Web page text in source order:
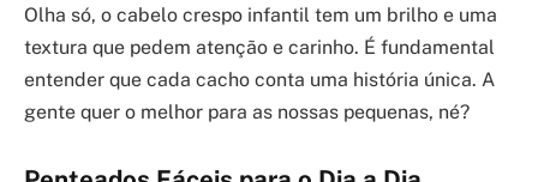
Olha só, o cabelo crespo infantil tem um brilho e uma
textura que pedem atenção e carinho. É fundamental
entender que cada cacho conta uma história única. A
gente quer o melhor para as nossas pequenas, né?